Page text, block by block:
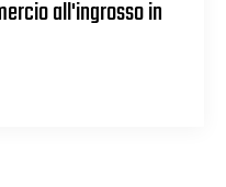
all'ingrosso in